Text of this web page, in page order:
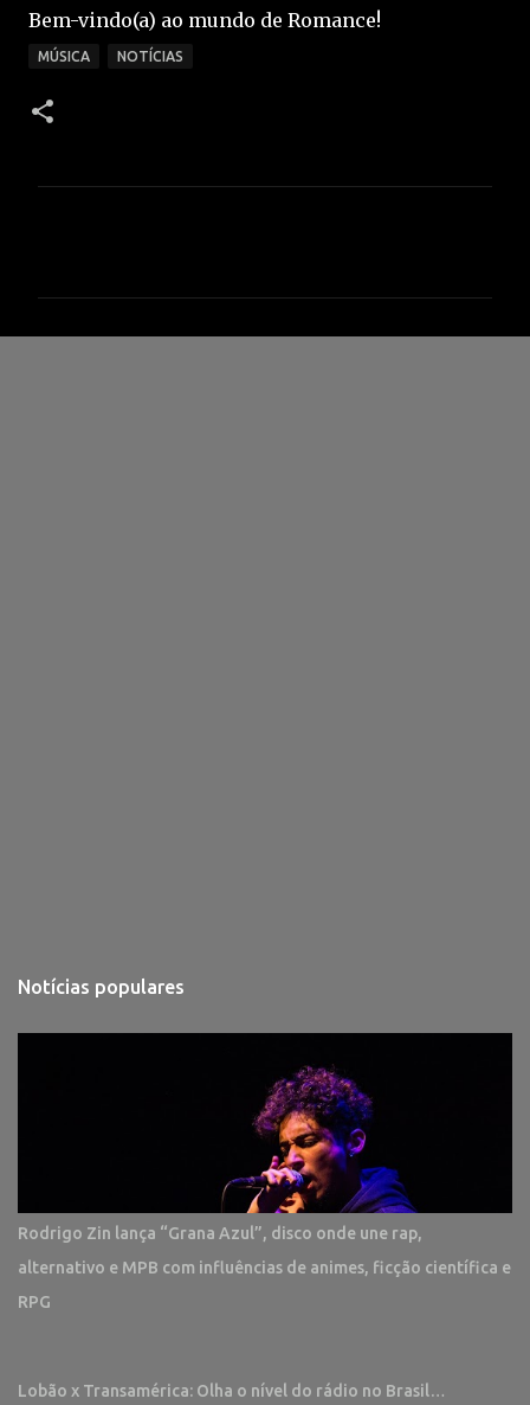
Bem-vindo(a) ao mundo de Romance!
MÚSICA NOTÍCIAS
Notícias populares
Rodrigo Zin lança “Grana Azul”, disco onde une rap,
alternativo e MPB com influências de animes, ficção científica e
RPG
Lobão x Transamérica: Olha o nível do rádio no Brasil…